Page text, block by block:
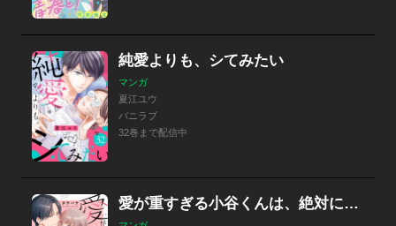
純愛よりも、シてみたい
マンガ
夏江ユウ
バニラブ
32巻まで配信中
愛が重すぎる小谷くんは、絶対に彼女を逃さない